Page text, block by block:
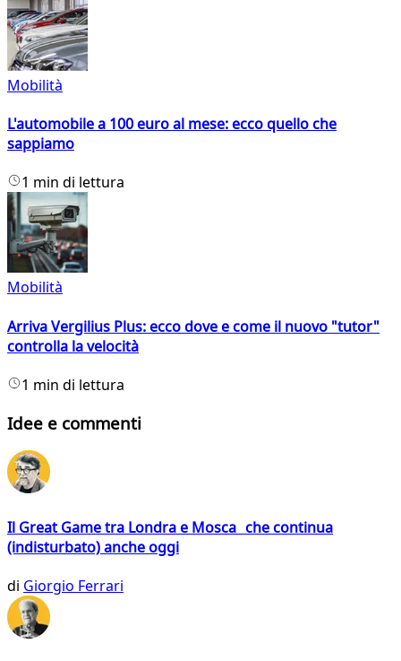
Mobilità
L'automobile a 100 euro al mese: ecco quello che
sappiamo
1 min di lettura
Mobilità
Arriva Vergilius Plus: ecco dove e come il nuovo "tutor"
controlla la velocità
1 min di lettura
Idee e commenti
Il Great Game tra Londra e Mosca che continua
(indisturbato) anche oggi
di Giorgio Ferrari